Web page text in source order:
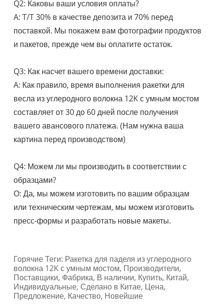
Q2: Каковы ваши условия оплаты?
A: T/T 30% в качестве депозита и 70% перед
поставкой. Мы покажем вам фотографии продуктов
и пакетов, прежде чем вы оплатите остаток.
Q3: Как насчет вашего времени доставки:
A: Как правило, время выполнения ракетки для
весла из углеродного волокна 12K с умным мостом
составляет от 30 до 60 дней после получения
вашего авансового платежа. (Нам нужна ваша
картина перед производством)
Q4: Можем ли мы производить в соответствии с
образцами?
О: Да, мы можем изготовить по вашим образцам
или техническим чертежам, мы можем изготовить
пресс-формы и разработать новые макеты.
Горячие Теги: Ракетка для паделя из углеродного
волокна 12K с умным мостом, Производители,
Поставщики, Фабрика, В наличии, Купить, Китай,
Индивидуальные, Сделано в Китае, Цена,
Предложение, Качество, Новейшие